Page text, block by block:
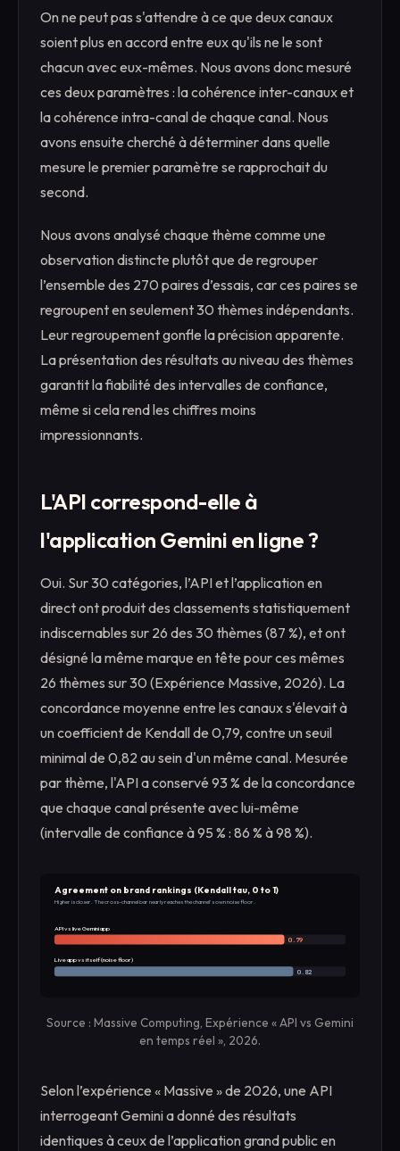
On ne peut pas s'attendre à ce que deux canaux
soient plus en accord entre eux qu'ils ne le sont
chacun avec eux-mêmes. Nous avons donc mesuré
ces deux paramètres : la cohérence inter-canaux et
la cohérence intra-canal de chaque canal. Nous
avons ensuite cherché à déterminer dans quelle
mesure le premier paramètre se rapprochait du
second.
Nous avons analysé chaque thème comme une
observation distincte plutôt que de regrouper
l’ensemble des 270 paires d’essais, car ces paires se
regroupent en seulement 30 thèmes indépendants.
Leur regroupement gonfle la précision apparente.
La présentation des résultats au niveau des thèmes
garantit la fiabilité des intervalles de confiance,
même si cela rend les chiffres moins
impressionnants.
L'API correspond-elle à
l'application Gemini en ligne ?
Oui. Sur 30 catégories, l’API et l’application en
direct ont produit des classements statistiquement
indiscernables sur 26 des 30 thèmes (87 %), et ont
désigné la même marque en tête pour ces mêmes
26 thèmes sur 30 (Expérience Massive, 2026). La
concordance moyenne entre les canaux s'élevait à
un coefficient de Kendall de 0,79, contre un seuil
minimal de 0,82 au sein d'un même canal. Mesurée
par thème, l'API a conservé 93 % de la concordance
que chaque canal présente avec lui-même
(intervalle de confiance à 95 % : 86 % à 98 %).
Agreement on brand rankings (Kendall tau, 0 to 1)
Higher is closer. The cross-channel bar nearly reaches the channel's own noise floor.
API vs live Gemini app
0.79
Live app vs itself (noise floor)
0.82
Source : Massive Computing, Expérience « API vs Gemini
en temps réel », 2026.
Selon l’expérience « Massive » de 2026, une API
interrogeant Gemini a donné des résultats
identiques à ceux de l’application grand public en